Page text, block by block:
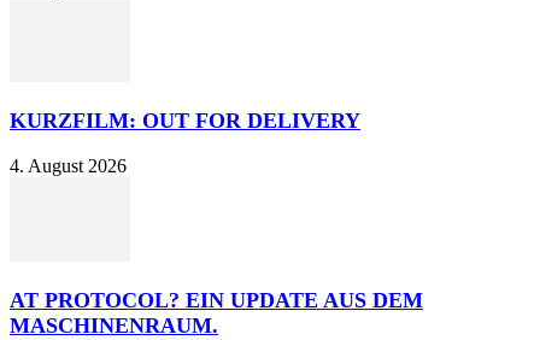
KURZFILM: OUT FOR DELIVERY
4. August 2026
AT PROTOCOL? EIN UPDATE AUS DEM
MASCHINENRAUM.